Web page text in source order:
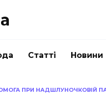
Статті Новини
ПРИ НАДШЛУНОЧКОВІЙ